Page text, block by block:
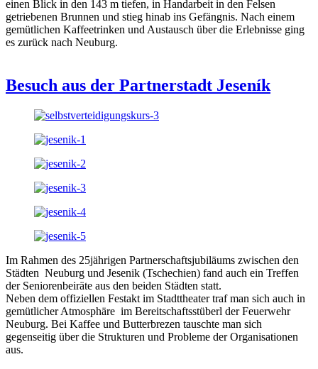
einen Blick in den 143 m tiefen, in Handarbeit in den Felsen
getriebenen Brunnen und stieg hinab ins Gefängnis. Nach einem
gemütlichen Kaffeetrinken und Austausch über die Erlebnisse ging
es zurück nach Neuburg.
Besuch aus der Partnerstadt Jeseník
Im Rahmen des 25jährigen Partnerschaftsjubiläums zwischen den
Städten Neuburg und Jesenik (Tschechien) fand auch ein Treffen
der Seniorenbeiräte aus den beiden Städten statt.
Neben dem offiziellen Festakt im Stadttheater traf man sich auch in
gemütlicher Atmosphäre im Bereitschaftsstüberl der Feuerwehr
Neuburg. Bei Kaffee und Butterbrezen tauschte man sich
gegenseitig über die Strukturen und Probleme der Organisationen
aus.